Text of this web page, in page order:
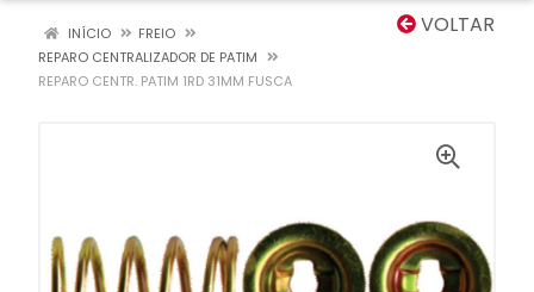
VOLTAR
INÍCIO
FREIO
REPARO CENTRALIZADOR DE PATIM
REPARO CENTR. PATIM 1RD 31MM FUSCA